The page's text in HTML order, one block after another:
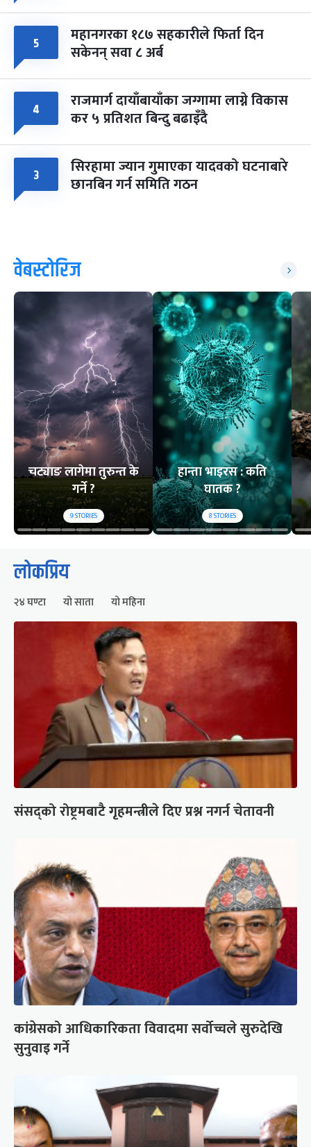
५ महानगरका १८७ सहकारीले फिर्ता दिन
सकेनन् सवा ८ अर्ब
४ राजमार्ग दायाँबायाँका जग्गामा लाग्ने विकास
कर ५ प्रतिशत बिन्दु बढाइँदै
३ सिरहामा ज्यान गुमाएका यादवको घटनाबारे
छानबिन गर्न समिति गठन
वेबस्टोरिज
चट्याङ लागेमा तुरुन्त के
गर्ने ?
9STORIES
हान्ता भाइरस : कति
घातक ?
8STORIES
लोकप्रिय
२४ घण्टा यो साता यो महिना
संसद्को रोष्ट्रमबाटै गृहमन्त्रीले दिए प्रश्न नगर्न चेतावनी
कांग्रेसको आधिकारिकता विवादमा सर्वोच्चले सुरुदेखि
सुनुवाइ गर्ने